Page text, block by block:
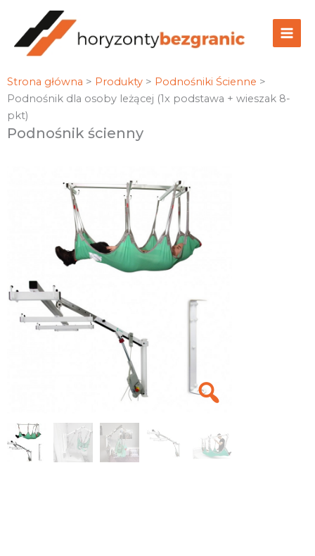
treści
Strona główna > Produkty > Podnośniki Ścienne >
Podnośnik dla osoby leżącej (1x podstawa + wieszak 8-
pkt)
Podnośnik ścienny